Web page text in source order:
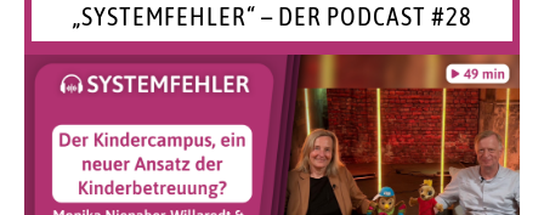
„SYSTEMFEHLER“ – DER PODCAST #28